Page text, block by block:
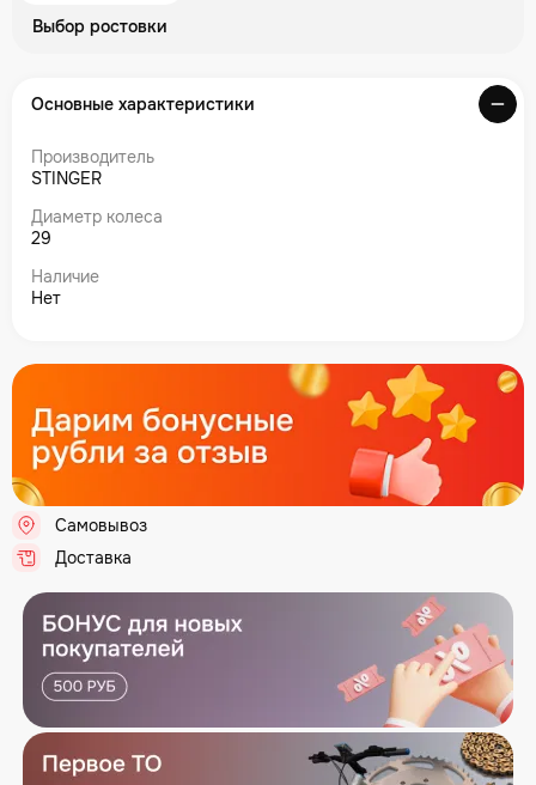
Выбор ростовки
Основные характеристики
Производитель
STINGER
Диаметр колеса
29
Наличие
Нет
Самовывоз
Доставка